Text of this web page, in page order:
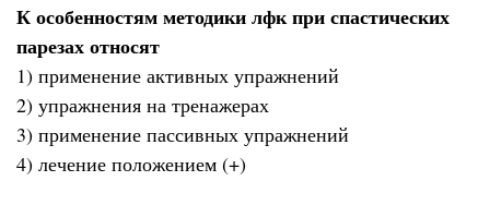
К особенностям методики лфк при спастических
парезах относят
1) применение активных упражнений
2) упражнения на тренажерах
3) применение пассивных упражнений
4) лечение положением (+)